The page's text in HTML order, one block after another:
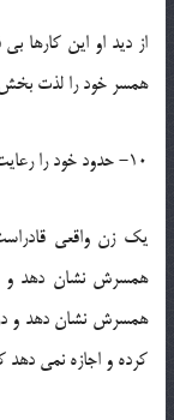
از ديد او اين کارها
همسر خود را لذت بخش
10- حدود خود را رعايت کنيد:
يک زن واقعي
همسرش نشان دهد و
همسرش نشان دهد و
کرده و اجازه نمي دهد